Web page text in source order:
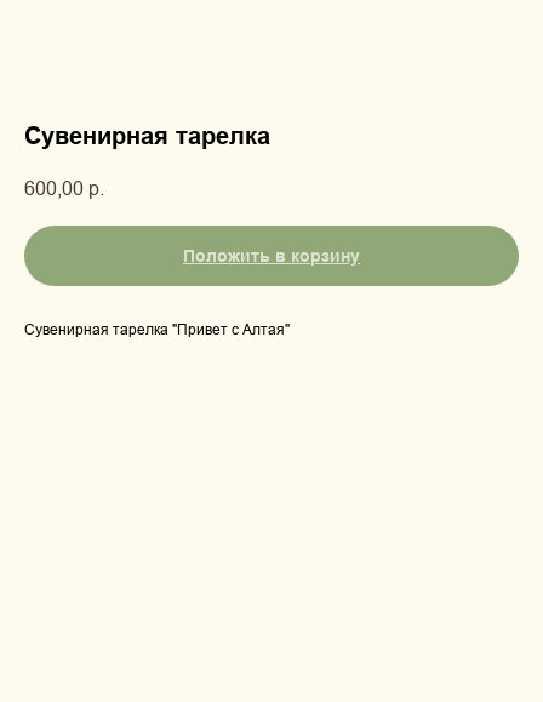
Сувенирная тарелка
600,00 р.
Положить в корзину
Сувенирная тарелка "Привет с Алтая"